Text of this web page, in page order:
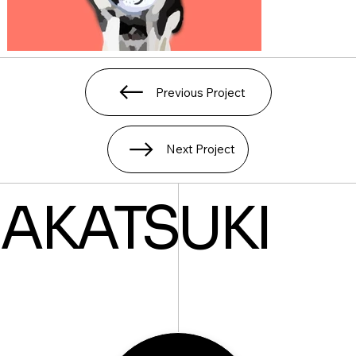
Previous Project
Next Project
AKATSUKI